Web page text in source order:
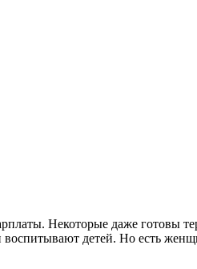
Некоторые даже готовы
детей. Но есть